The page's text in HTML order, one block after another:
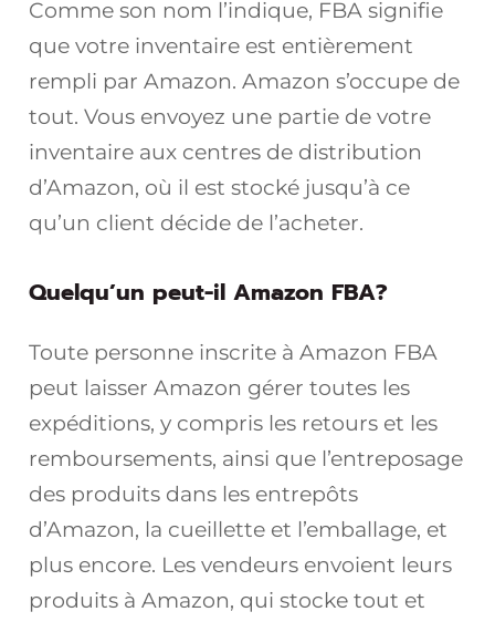
Comme son nom l’indique, FBA signifie
que votre inventaire est entièrement
rempli par Amazon. Amazon s’occupe de
tout. Vous envoyez une partie de votre
inventaire aux centres de distribution
d’Amazon, où il est stocké jusqu’à ce
qu’un client décide de l’acheter.
Quelqu’un peut-il Amazon FBA?
Toute personne inscrite à Amazon FBA
peut laisser Amazon gérer toutes les
expéditions, y compris les retours et les
remboursements, ainsi que l’entreposage
des produits dans les entrepôts
d’Amazon, la cueillette et l’emballage, et
plus encore. Les vendeurs envoient leurs
produits à Amazon, qui stocke tout et